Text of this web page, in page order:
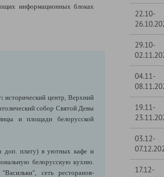
информационных блоках
исторический центр, Верхний
собор Святой Девы
и площади белорусской
доп. плату) в уютных кафе и
белорусскую кухню.
сеть ресторанов-
22.10-
29.10-
04.11-
19.11-
03.12-
17.12-